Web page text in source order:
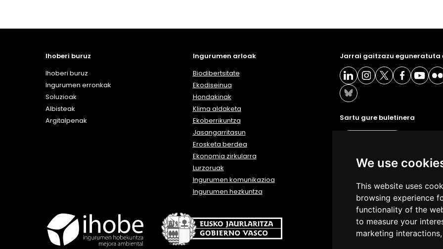
We use
This website uses
browsing experience
functionality of the
to measure your
marketing interactions,
Ihoberi buruz
Ihoberi buruz
Ingurumen erronkak
Soluzioak
Albisteak
Argitalpenak
Ingurumen arloak
Biodibertsitate
Ekodiseinua
Hondakinak
Klima aldaketa
Ekoberrikuntza
Jasangarritasun
Erosketa berdea
Ekonomia zirkularra
Lurzoruak
Ingurumen komunikazioa
Ingurumen hezkuntza
Jarrai gaitzazu eguneratuta
Sartu gure buletinera